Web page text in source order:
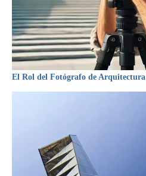
El Rol del Fotógrafo de Arquitectura